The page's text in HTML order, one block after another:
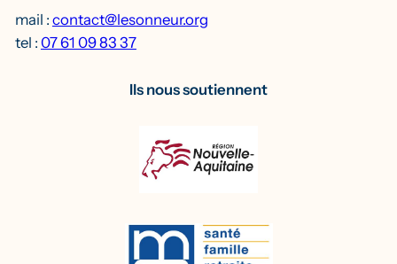
mail : contact@lesonneur.org
tel : 07 61 09 83 37
Ils nous soutiennent